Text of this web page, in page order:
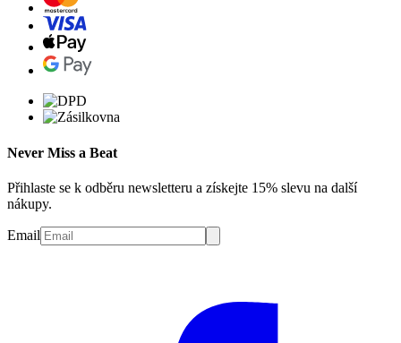
Never Miss a Beat
Přihlaste se k odběru newsletteru a získejte 15% slevu na další
nákupy.
Email